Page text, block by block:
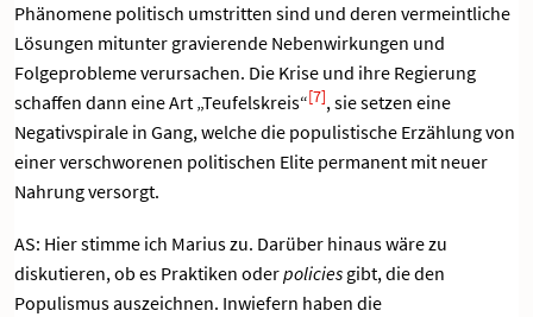
Phänomene politisch umstritten sind und deren vermeintliche
Lösungen mitunter gravierende Nebenwirkungen und
Folgeprobleme verursachen. Die Krise und ihre Regierung
schaffen dann eine Art „Teufelskreis“[7], sie setzen eine
Negativspirale in Gang, welche die populistische Erzählung von
einer verschworenen politischen Elite permanent mit neuer
Nahrung versorgt.
AS: Hier stimme ich Marius zu. Darüber hinaus wäre zu
diskutieren, ob es Praktiken oderpolicies gibt, die den
Populismus auszeichnen. Inwiefern haben die